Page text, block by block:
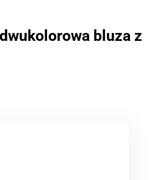
bluza z